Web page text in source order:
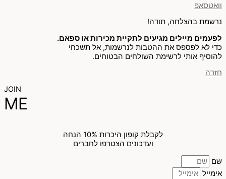
וואטסאפ
נרשמת בהצלחה, תודה!
לפעמים מיילים מגיעים לתקיית מכירות או ספאם.
כדי לא לפספס את ההטבות לנרשמות, אל תשכחי
להוסיף אותי לרשימת השולחים הבטוחים.
חזרה
JOIN
ME
לקבלת קופון היכרות 10% הנחה
ועדכונים הצטרפו לחברים
שם
אימייל